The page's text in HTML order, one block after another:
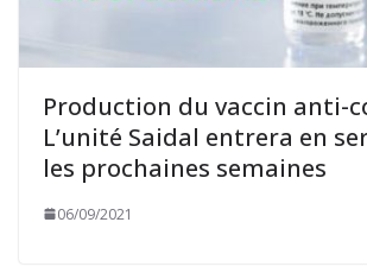
Production du vaccin anti-
L’unité Saidal entrera en
les prochaines semaines
06/09/2021